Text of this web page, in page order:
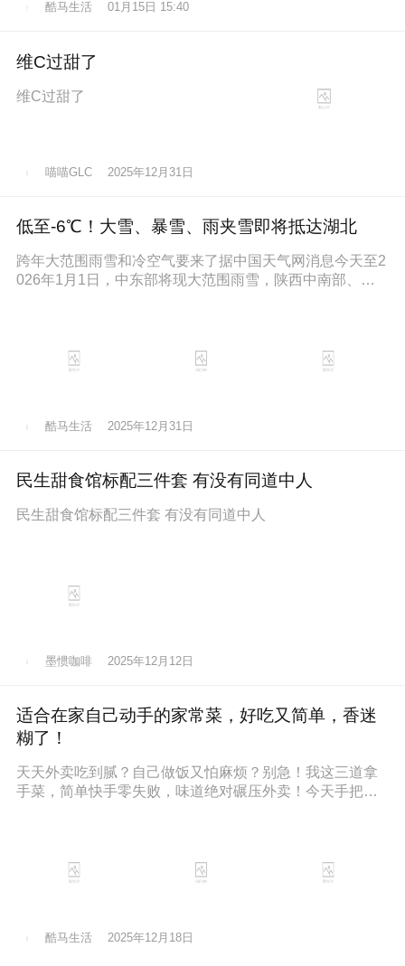
酷马生活 01月15日 15:40
维C过甜了
维C过甜了
喵喵GLC 2025年12月31日
低至-6℃！大雪、暴雪、雨夹雪即将抵达湖北
跨年大范围雨雪和冷空气要来了据中国天气网消息今天至2
026年1月1日，中东部将现大范围雨雪，陕西中南部、山
酷马生活 2025年12月31日
民生甜食馆标配三件套 有没有同道中人
民生甜食馆标配三件套 有没有同道中人
墨惯咖啡 2025年12月12日
适合在家自己动手的家常菜，好吃又简单，香迷
糊了！
天天外卖吃到腻？自己做饭又怕麻烦？别急！我这三道拿
手菜，简单快手零失败，味道绝对碾压外卖！今天手把手
酷马生活 2025年12月18日